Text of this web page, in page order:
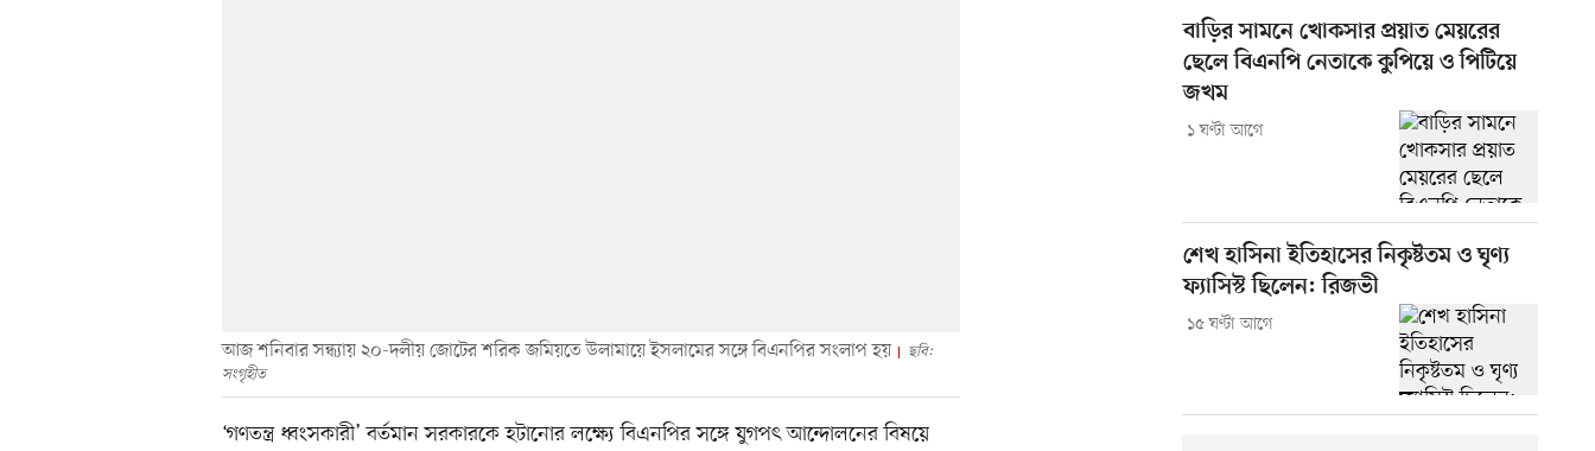
আজ শনিবার সন্ধ্যায় ২০-দলীয় জোটের শরিক জমিয়তে উলামায়ে ইসলামের সঙ্গে বিএনপির সংলাপ হয়
ছবি:
সংগৃহীত
‘গণতন্ত্র ধ্বংসকারী’ বর্তমান সরকারকে হটানোর লক্ষ্যে বিএনপির সঙ্গে যুগপৎ আন্দোলনের বিষয়ে
বাড়ির সামনে খোকসার প্রয়াত মেয়রের
ছেলে বিএনপি নেতাকে কুপিয়ে ও পিটিয়ে
জখম
১ ঘণ্টা আগে
শেখ হাসিনা ইতিহাসের নিকৃষ্টতম ও ঘৃণ্য
ফ্যাসিস্ট ছিলেন: রিজভী
১৫ ঘণ্টা আগে